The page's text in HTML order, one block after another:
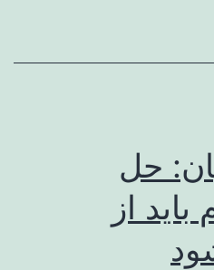
حل
از